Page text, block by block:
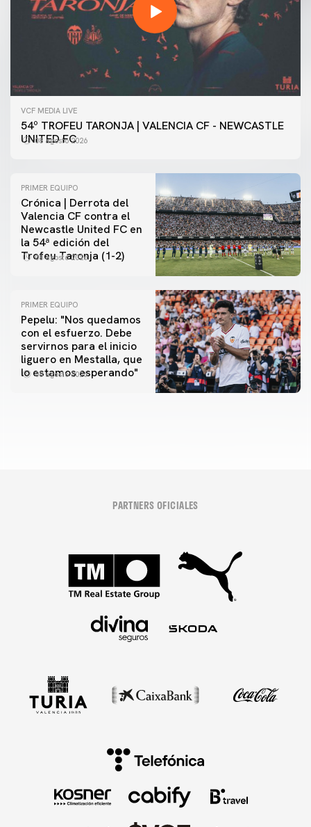
VCF MEDIA LIVE
54º TROFEU TARONJA | VALENCIA CF - NEWCASTLE
UNITED FC
08 agosto 2026
PRIMER EQUIPO
Crónica | Derrota del
Valencia CF contra el
Newcastle United FC en
la 54ª edición del
Trofeu Taronja (1-2)
08 agosto 2026
PRIMER EQUIPO
Pepelu: "Nos quedamos
con el esfuerzo. Debe
servirnos para el inicio
liguero en Mestalla, que
lo estamos esperando"
08 agosto 2026
PRIMER EQUIPO
Las fotos del Valencia CF-Newcastle United FC
PARTNERS OFICIALES